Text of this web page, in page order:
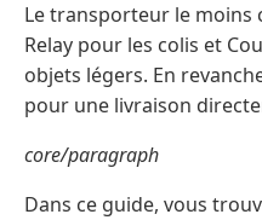
Le transporteur le moins
Relay pour les colis et
objets légers. En
pour une livraison
core/paragraph
Dans ce guide, vous